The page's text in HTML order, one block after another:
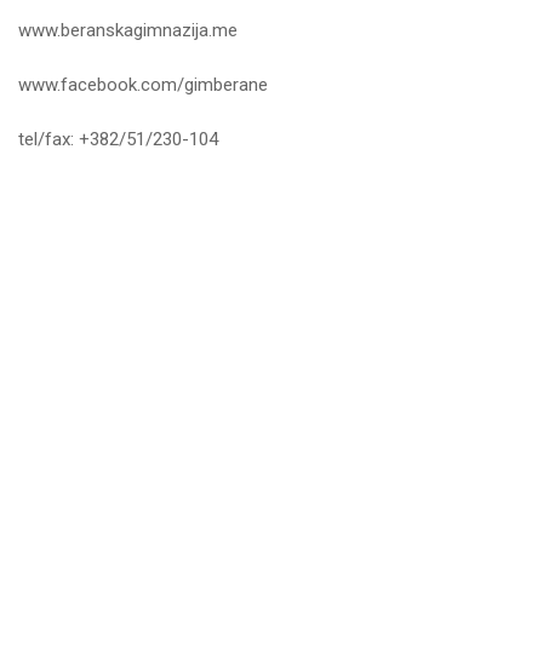
www.beranskagimnazija.me
www.facebook.com/gimberane
tel/fax: +382/51/230-104